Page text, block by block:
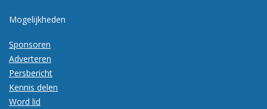
Mogelijkheden
Sponsoren
Adverteren
Persbericht
Kennis delen
Word lid